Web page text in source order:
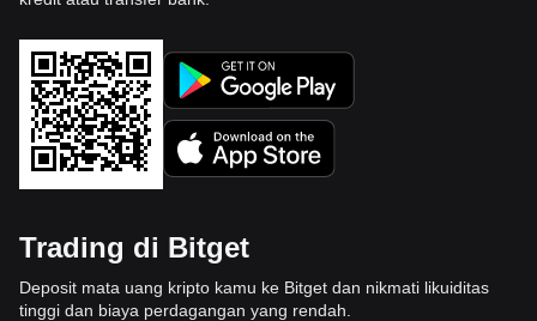
Trading di Bitget
Deposit mata uang kripto kamu ke Bitget dan nikmati likuiditas
tinggi dan biaya perdagangan yang rendah.